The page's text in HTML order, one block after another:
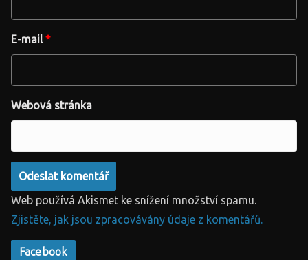
E-mail*
Webová stránka
Web používá Akismet ke snížení množství spamu.
Zjistěte, jak jsou zpracovávány údaje z komentářů.
Facebook